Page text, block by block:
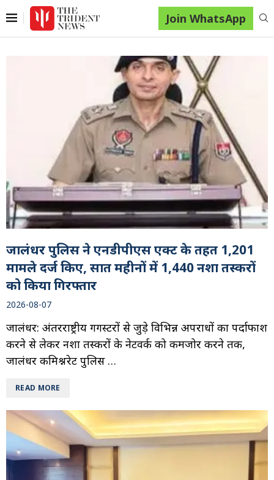
Join WhatsApp
जालंधर पुलिस ने एनडीपीएस एक्ट के तहत 1,201
मामले दर्ज किए, सात महीनों में 1,440 नशा तस्करों
को किया गिरफ्तार
2026-08-07
जालंधर: अंतरराष्ट्रीय गैंगस्टरों से जुड़े विभिन्न अपराधों का पर्दाफाश
करने से लेकर नशा तस्करों के नेटवर्क को कमजोर करने तक,
जालंधर कमिश्नरेट पुलिस …
READ MORE